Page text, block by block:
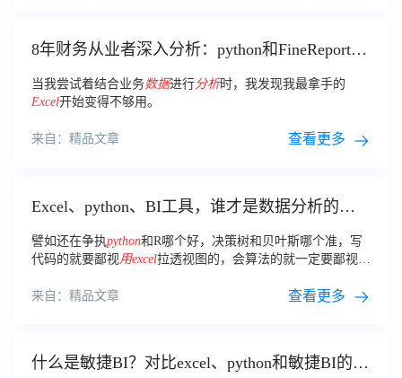
8年财务从业者深入分析：python和FineReport报
表工具哪个更好
当我尝试着结合业务数据进行分析时，我发现我最拿手的
Excel开始变得不够用。
来自：精品文章 查看更多
Excel、python、BI工具，谁才是数据分析的老
譬如还在争执python和R哪个好，决策树和贝叶斯哪个准，写
代码的就要鄙视 用excel拉透视图的，会算法的就一定要鄙视做
来自：精品文章
查看更多
什么是敏捷BI？对比excel、python和敏捷BI的可